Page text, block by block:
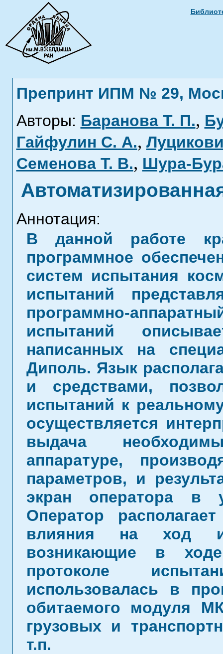
Препринт ИПМ № 29,
Авторы: Баранова Т. П.,
Гайфулин С. А.,
Семенова Т. В., Шура-
Аннотация:
В данной работе
программное
систем испытания
испытаний
программно-
испытаний
написанных на
Диполь. Язык
и средствами,
испытаний к
осуществляется
выдача
аппаратуре,
параметров, и
экран оператора в
Оператор
влияния на ход
возникающие в
протоколе
использовалась в
обитаемого модуля
грузовых и
т.п.